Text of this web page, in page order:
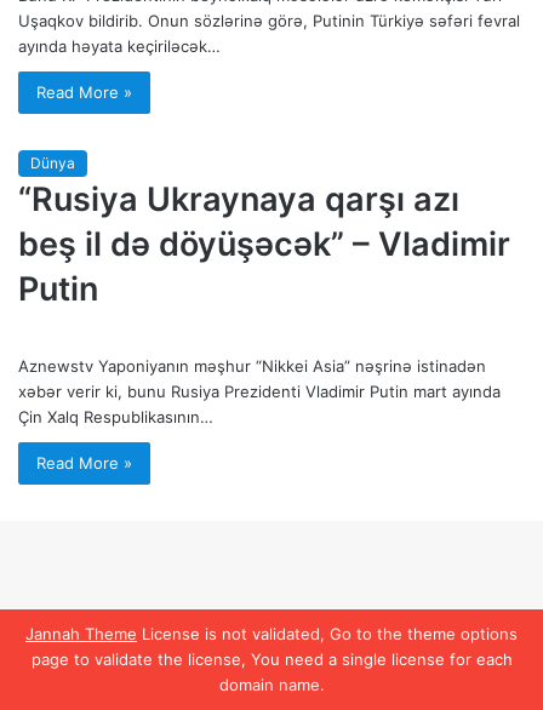
Jannah Theme License is not validated, Go to the theme options
page to validate the license, You need a single license for each
domain name.
Uşaqkov bildirib. Onun sözlərinə görə, Putinin Türkiyə səfəri fevral
ayında həyata keçiriləcək…
Read More »
Dünya
“Rusiya Ukraynaya qarşı azı
beş il də döyüşəcək” – Vladimir
Putin
Aznewstv Yaponiyanın məşhur “Nikkei Asia” nəşrinə istinadən
xəbər verir ki, bunu Rusiya Prezidenti Vladimir Putin mart ayında
Çin Xalq Respublikasının…
Read More »